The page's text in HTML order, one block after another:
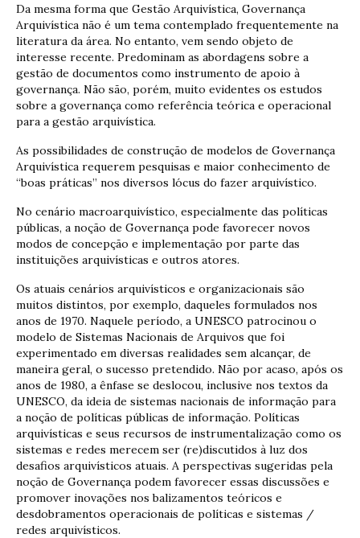
Da mesma forma que Gestão Arquivística, Governança
Arquivística não é um tema contemplado frequentemente na
literatura da área. No entanto, vem sendo objeto de
interesse recente. Predominam as abordagens sobre a
gestão de documentos como instrumento de apoio à
governança. Não são, porém, muito evidentes os estudos
sobre a governança como referência teórica e operacional
para a gestão arquivística.
As possibilidades de construção de modelos de Governança
Arquivística requerem pesquisas e maior conhecimento de
“boas práticas” nos diversos lócus do fazer arquivístico.
No cenário macroarquivístico, especialmente das políticas
públicas, a noção de Governança pode favorecer novos
modos de concepção e implementação por parte das
instituições arquivísticas e outros atores.
Os atuais cenários arquivísticos e organizacionais são
muitos distintos, por exemplo, daqueles formulados nos
anos de 1970. Naquele período, a UNESCO patrocinou o
modelo de Sistemas Nacionais de Arquivos que foi
experimentado em diversas realidades sem alcançar, de
maneira geral, o sucesso pretendido. Não por acaso, após os
anos de 1980, a ênfase se deslocou, inclusive nos textos da
UNESCO, da ideia de sistemas nacionais de informação para
a noção de políticas públicas de informação. Políticas
arquivísticas e seus recursos de instrumentalização como os
sistemas e redes merecem ser (re)discutidos à luz dos
desafios arquivísticos atuais. A perspectivas sugeridas pela
noção de Governança podem favorecer essas discussões e
promover inovações nos balizamentos teóricos e
desdobramentos operacionais de políticas e sistemas /
redes arquivísticos.